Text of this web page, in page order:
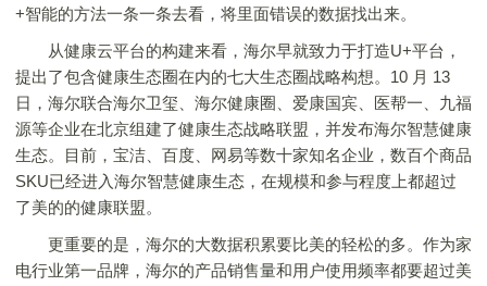
+智能的方法一条一条去看，将里面错误的数据找出来。
从健康云平台的构建来看，海尔早就致力于打造U+平台，
提出了包含健康生态圈在内的七大生态圈战略构想。10 月 13
日，海尔联合海尔卫玺、海尔健康圈、爱康国宾、医帮一、九福
源等企业在北京组建了健康生态战略联盟，并发布海尔智慧健康
生态。目前，宝洁、百度、网易等数十家知名企业，数百个商品
SKU已经进入海尔智慧健康生态，在规模和参与程度上都超过
了美的的健康联盟。
更重要的是，海尔的大数据积累要比美的轻松的多。作为家
电行业第一品牌，海尔的产品销售量和用户使用频率都要超过美